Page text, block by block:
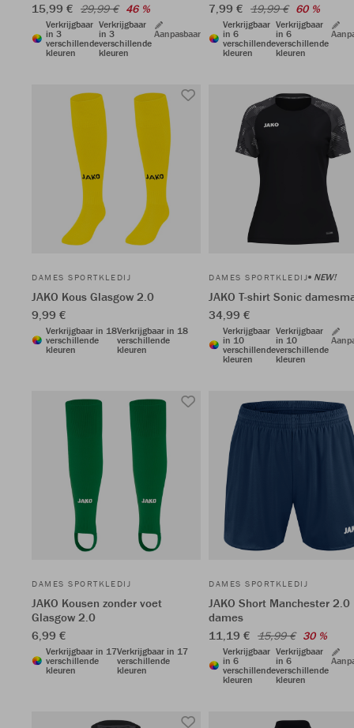
15,99 € 29,99 € 46 %
Verkrijgbaar
in 3
verschillende
kleuren
Verkrijgbaar
in 3
verschillende
kleuren
Aanpasbaar
7,99 € 19,99 € 60 %
Verkrijgbaar
in 6
verschillende
kleuren
Verkrijgbaar
in 6
verschillende
kleuren
DAMES SPORTKLEDIJ
JAKO Kous Glasgow 2.0
9,99 €
Verkrijgbaar in 18
verschillende
kleuren
Verkrijgbaar in 18
verschillende
kleuren
DAMES SPORTKLEDIJ NEW!
JAKO T-shirt Sonic
34,99 €
Verkrijgbaar
in 10
verschillende
kleuren
Verkrijgbaar
in 10
verschillende
kleuren
DAMES SPORTKLEDIJ
JAKO Kousen zonder voet
Glasgow 2.0
6,99 €
Verkrijgbaar in 17
verschillende
kleuren
Verkrijgbaar in 17
verschillende
kleuren
DAMES SPORTKLEDIJ
JAKO Short Manchester 2.0
dames
11,19 € 15,99 € 30 %
Verkrijgbaar
in 6
verschillende
kleuren
Verkrijgbaar
in 6
verschillende
kleuren